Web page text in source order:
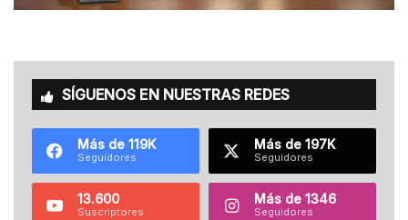
SÍGUENOS EN NUESTRAS REDES
Más de 119K
Seguidores
Más de 197K
Seguidores
13.600
Suscriptores
Más de 1346
Seguidores